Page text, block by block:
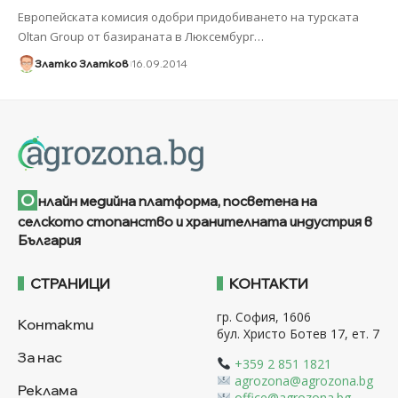
Европейската комисия одобри придобиването на турската
Oltan Group от базираната в Люксембург…
Златко Златков 16.09.2014
О нлайн медийна платформа, посветена на
селското стопанство и хранителната индустрия в
България
СТРАНИЦИ
Контакти
За нас
Реклама
КОНТАКТИ
гр. София, 1606
бул. Христо Ботев 17, ет. 7
+359 2 851 1821
agrozona@agrozona.bg